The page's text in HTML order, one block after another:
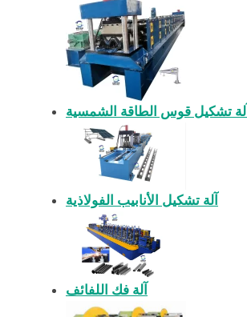
آلة تشكيل قوس الطاقة الشمسية
آلة تشكيل الأنابيب الفولاذية
آلة فك اللفائف